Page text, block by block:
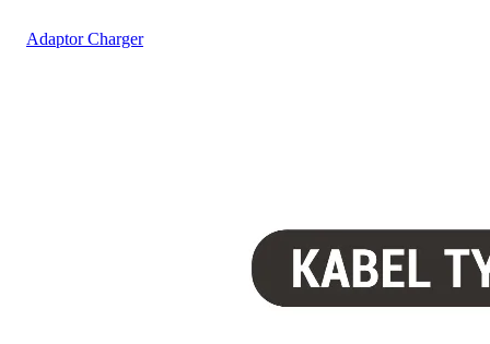
Adaptor Charger